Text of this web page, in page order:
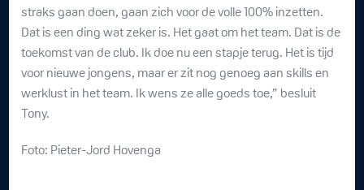
straks gaan doen, gaan zich voor de volle 100% inzetten.
Dat is een ding wat zeker is. Het gaat om het team. Dat is de
toekomst van de club. Ik doe nu een stapje terug. Het is tijd
voor nieuwe jongens, maar er zit nog genoeg aan skills en
werklust in het team. Ik wens ze alle goeds toe,” besluit
Tony.
Foto: Pieter-Jord Hovenga